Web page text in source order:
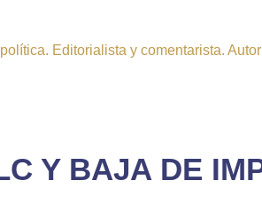
Editorialista y comentarista.
Y BAJA DE